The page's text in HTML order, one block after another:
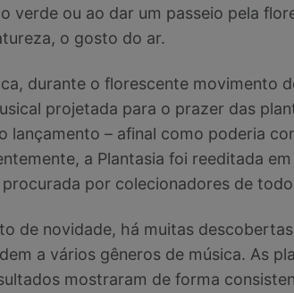
verde ou ao dar um passeio pela
o gosto do ar.
durante o florescente movimento
projetada para o prazer das
lançamento – afinal como poderia
a Plantasia foi reeditada
por colecionadores de
de novidade, há muitas
a vários gêneros de música. As
mostraram de forma